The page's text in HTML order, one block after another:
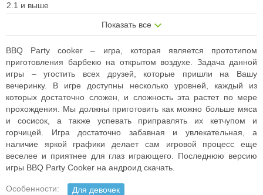
2.1 и выше
Показать все
BBQ Party cooker – игра, которая является прототипом
приготовления барбекю на открытом воздухе. Задача данной
игры – угостить всех друзей, которые пришли на Вашу
вечеринку. В игре доступны несколько уровней, каждый из
которых достаточно сложен, и сложность эта растет по мере
прохождения. Мы должны приготовить как можно больше мяса
и сосисок, а также успевать приправлять их кетчупом и
горчицей. Игра достаточно забавная и увлекательная, а
наличие яркой графики делает сам игровой процесс еще
веселее и приятнее для глаз играющего. Последнюю версию
игры BBQ Party Cooker на андроид скачать.
Особенности: Для девочек